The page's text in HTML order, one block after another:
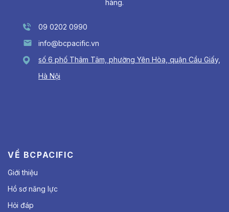
hàng.
09 0202 0990
info@bcpacific.vn
số 6 phố Thâm Tâm, phường Yên Hòa, quận Cầu Giấy,
Hà Nội
VỀ BCPACIFIC
Giới thiệu
Hồ sơ năng lực
Hỏi đáp